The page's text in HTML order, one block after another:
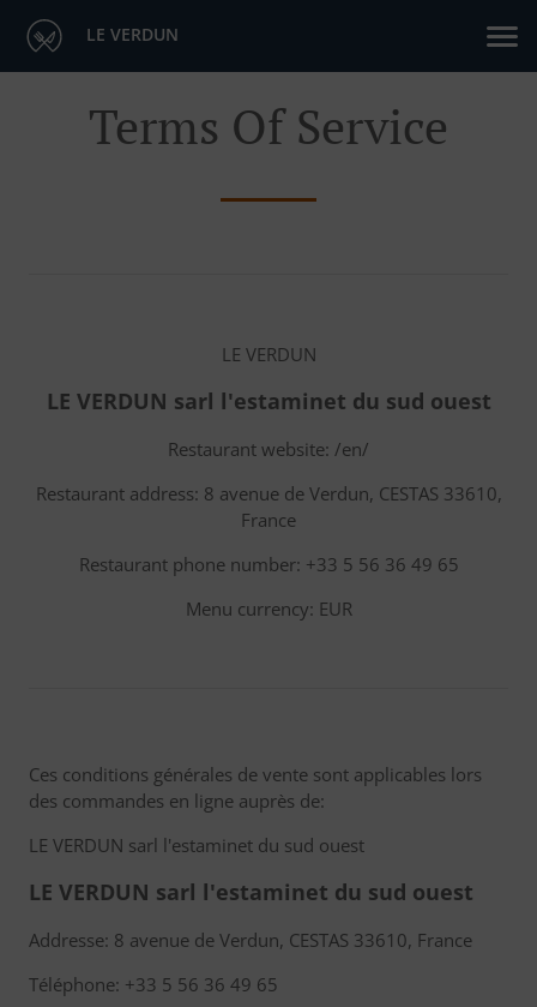
LE VERDUN
Terms Of Service
LE VERDUN
LE VERDUN sarl l'estaminet du sud ouest
Restaurant website: /en/
Restaurant address: 8 avenue de Verdun, CESTAS 33610,
France
Restaurant phone number: +33 5 56 36 49 65
Menu currency: EUR
Ces conditions générales de vente sont applicables lors
des commandes en ligne auprès de:
LE VERDUN sarl l'estaminet du sud ouest
LE VERDUN sarl l'estaminet du sud ouest
Addresse: 8 avenue de Verdun, CESTAS 33610, France
Téléphone: +33 5 56 36 49 65